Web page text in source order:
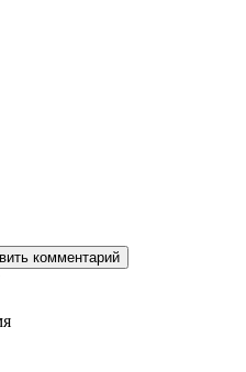
комментарий